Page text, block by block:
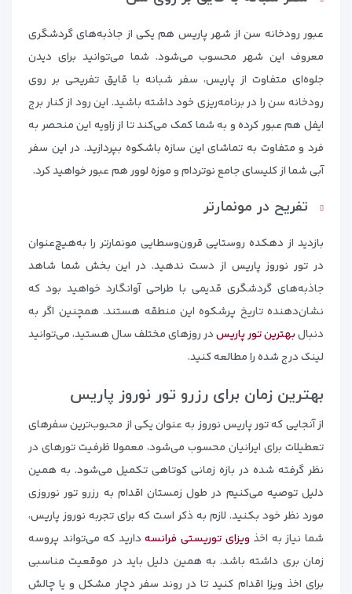
عبور رودخانه سن از شهر پاریس هم یکی از جاذبه‌های گردشگری
معروف این شهر محسوب می‌شود. شما می‌توانید برای دیدن
جلوه‌ای متفاوت از پاریس، سفر شبانه با قایق تفریحی بر روی
رودخانه سن را در برنامه‌ریزی خود داشته باشید. این رود از کنار برج
ایفل هم عبور کرده و به شما کمک می‌کند تا از زاویه این منحصر به
فرد و متفاوت به تماشای این سازه باشکوه بپردازید. در این سفر
آبی شما از کلیسای جامع نوتردام و موزه لوور هم عبور خواهید کرد.
تفریح در مونمارتر
بازدید از دهکده روستایی قرون‌وسطایی مونمارتر را به‌هیچ‌عنوان
در تور نوروز پاریس از دست ندهید. در این بخش شما شاهد
جاذبه‌های گردشگری قدیمی با طراحی آوانگارد خواهید بود که
نشان‌دهنده تاریخ پرشکوه این منطقه هستند. همچنین اگر به
دنبالبهترین تور پاریسدر روزهای مختلف سال هستید، می‌توانید
لینک درج شده را مطالعه کنید.
بهترین زمان برای رزرو تور نوروز پاریس
از آنجایی که تور پاریس نوروز به عنوان یکی از محبوب‌ترین سفرهای
تعطیلات برای ایرانیان محسوب می‌شود، معمولا ظرفیت تورهای در
نظر گرفته شده در بازه زمانی کوتاهی تکمیل می‌شود. به همین
دلیل توصیه می‌کنیم در طول زمستان اقدام به رزرو تور نوروزی
مورد نظر خود بکنید. لازم به ذکر است که برای تجربه نوروز پاریس،
شما نیاز به اخذ ویزای توریستی فرانسهدارید که می‌تواند پروسه
زمان بری داشته باشد. به همین دلیل باید در موقعیت مناسبی
برای اخذ ویزا اقدام کنید تا در روند سفر دچار مشکل و یا چالش